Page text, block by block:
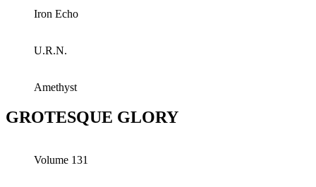
Iron Echo
U.R.N.
Amethyst
GROTESQUE GLORY
Volume 131